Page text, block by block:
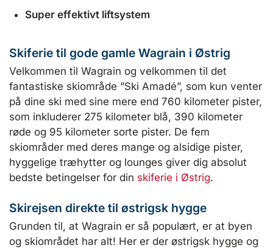
Super effektivt liftsystem
Skiferie til gode gamle Wagrain i Østrig
Velkommen til Wagrain og velkommen til det
fantastiske skiområde ”Ski Amadé”, som kun venter
på dine ski med sine mere end 760 kilometer pister,
som inkluderer 275 kilometer blå, 390 kilometer
røde og 95 kilometer sorte pister. De fem
skiområder med deres mange og alsidige pister,
hyggelige træhytter og lounges giver dig absolut
bedste betingelser for din skiferie i Østrig.
Skirejsen direkte til østrigsk hygge
Grunden til, at Wagrain er så populært, er at byen
og skiområdet har alt! Her er der østrigsk hygge og